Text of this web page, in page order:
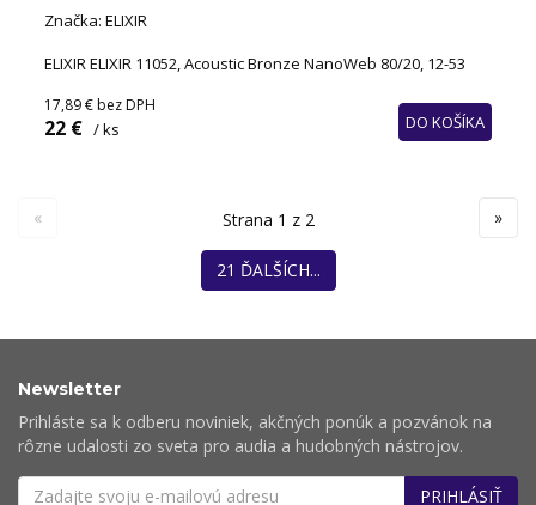
Značka: ELIXIR
ELIXIR ELIXIR 11052, Acoustic Bronze NanoWeb 80/20, 12-53
17,89 € bez DPH
22 € / ks DO KOŠÍKA
« Strana 1 z 2 »
21 ĎALŠÍCH...
Newsletter
Prihláste sa k odberu noviniek, akčných ponúk a pozvánok na
rôzne udalosti zo sveta pro audia a hudobných nástrojov.
PRIHLÁSIŤ